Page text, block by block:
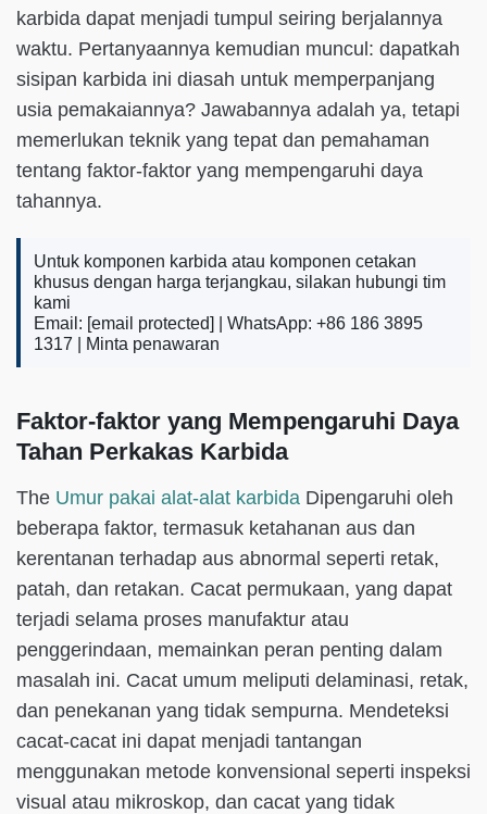
karbida dapat menjadi tumpul seiring berjalannya
waktu. Pertanyaannya kemudian muncul: dapatkah
sisipan karbida ini diasah untuk memperpanjang
usia pemakaiannya? Jawabannya adalah ya, tetapi
memerlukan teknik yang tepat dan pemahaman
tentang faktor-faktor yang mempengaruhi daya
tahannya.
Untuk komponen karbida atau komponen cetakan
khusus dengan harga terjangkau, silakan hubungi tim
kami
Email: [email protected]
| WhatsApp: +86 186 3895
1317 |
Minta penawaran
Faktor-faktor yang Mempengaruhi Daya
Tahan Perkakas Karbida
The Umur pakai alat-alat karbida Dipengaruhi oleh
beberapa faktor, termasuk ketahanan aus dan
kerentanan terhadap aus abnormal seperti retak,
patah, dan retakan. Cacat permukaan, yang dapat
terjadi selama proses manufaktur atau
penggerindaan, memainkan peran penting dalam
masalah ini. Cacat umum meliputi delaminasi, retak,
dan penekanan yang tidak sempurna. Mendeteksi
cacat-cacat ini dapat menjadi tantangan
menggunakan metode konvensional seperti inspeksi
visual atau mikroskop, dan cacat yang tidak